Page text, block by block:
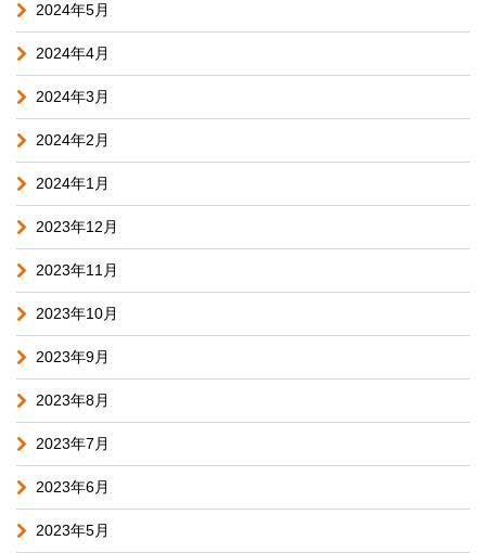
2024年5月
2024年4月
2024年3月
2024年2月
2024年1月
2023年12月
2023年11月
2023年10月
2023年9月
2023年8月
2023年7月
2023年6月
2023年5月